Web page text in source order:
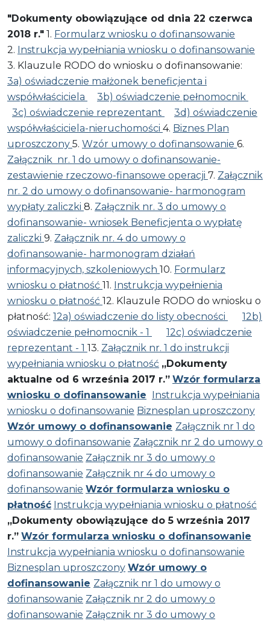
"Dokumenty obowiązujące od dnia 22 czerwca
2018 r." 1. Formularz wniosku o dofinansowanie
2. Instrukcja wypełniania wniosku o dofinansowanie
3. Klauzule RODO do wniosku o dofinansowanie:
3a) oświadczenie małżonek beneficjenta i
współwłaściciela
3b) oświadczenie pełnomocnik
3c) oświadczenie reprezentant
3d) oświadczenie
współwłaściciela-nieruchomości 4. Biznes Plan
uproszczony 5. Wzór umowy o dofinansowanie 6.
Załącznik nr. 1 do umowy o dofinansowanie-
zestawienie rzeczowo-finansowe operacji 7. Załącznik
nr. 2 do umowy o dofinansowanie- harmonogram
wypłaty zaliczki 8. Załącznik nr. 3 do umowy o
dofinansowanie- wniosek Beneficjenta o wypłatę
zaliczki 9. Załącznik nr. 4 do umowy o
dofinansowanie- harmonogram działań
informacyjnych, szkoleniowych 10. Formularz
wniosku o płatność 11. Instrukcja wypełnienia
wniosku o płatność 12. Klauzule RODO do wniosku o
płatność: 12a) oświadczenie do listy obecności
12b)
oświadczenie pełnomocnik - 1
12c) oświadczenie
reprezentant - 1 13. Załącznik nr. 1 do instrukcji
wypełniania wniosku o płatność „Dokumenty
aktualne od 6 września 2017 r.” Wzór formularza
wniosku o dofinansowanie Instrukcja wypełniania
wniosku o dofinansowanie Biznesplan uproszczony
Wzór umowy o dofinansowanie Załącznik nr 1 do
umowy o dofinansowanie Załącznik nr 2 do umowy o
dofinansowanie Załącznik nr 3 do umowy o
dofinansowanie Załącznik nr 4 do umowy o
dofinansowanie Wzór formularza wniosku o
płatność Instrukcja wypełniania wniosku o płatność
„Dokumenty obowiązujące do 5 września 2017
r.” Wzór formularza wniosku o dofinansowanie
Instrukcja wypełniania wniosku o dofinansowanie
Biznesplan uproszczony Wzór umowy o
dofinansowanie Załącznik nr 1 do umowy o
dofinansowanie Załącznik nr 2 do umowy o
dofinansowanie Załącznik nr 3 do umowy o